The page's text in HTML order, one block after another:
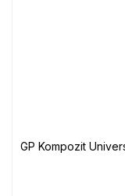
GP Kompozit